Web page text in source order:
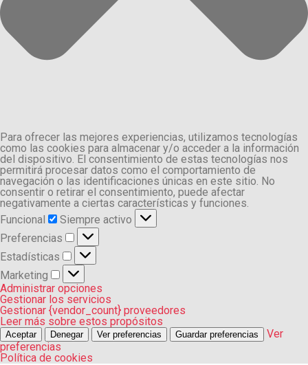
Para ofrecer las mejores experiencias, utilizamos tecnologías
como las cookies para almacenar y/o acceder a la información
del dispositivo. El consentimiento de estas tecnologías nos
permitirá procesar datos como el comportamiento de
navegación o las identificaciones únicas en este sitio. No
consentir o retirar el consentimiento, puede afectar
negativamente a ciertas características y funciones.
Funcional
Funcional
Siempre activo
Preferencias
Preferencias
Estadísticas
Estadísticas
Marketing
Marketing
Administrar opciones
Gestionar los servicios
Gestionar {vendor_count} proveedores
Leer más sobre estos propósitos
Aceptar Denegar Ver preferencias Guardar preferencias
Ver
preferencias
Política de cookies